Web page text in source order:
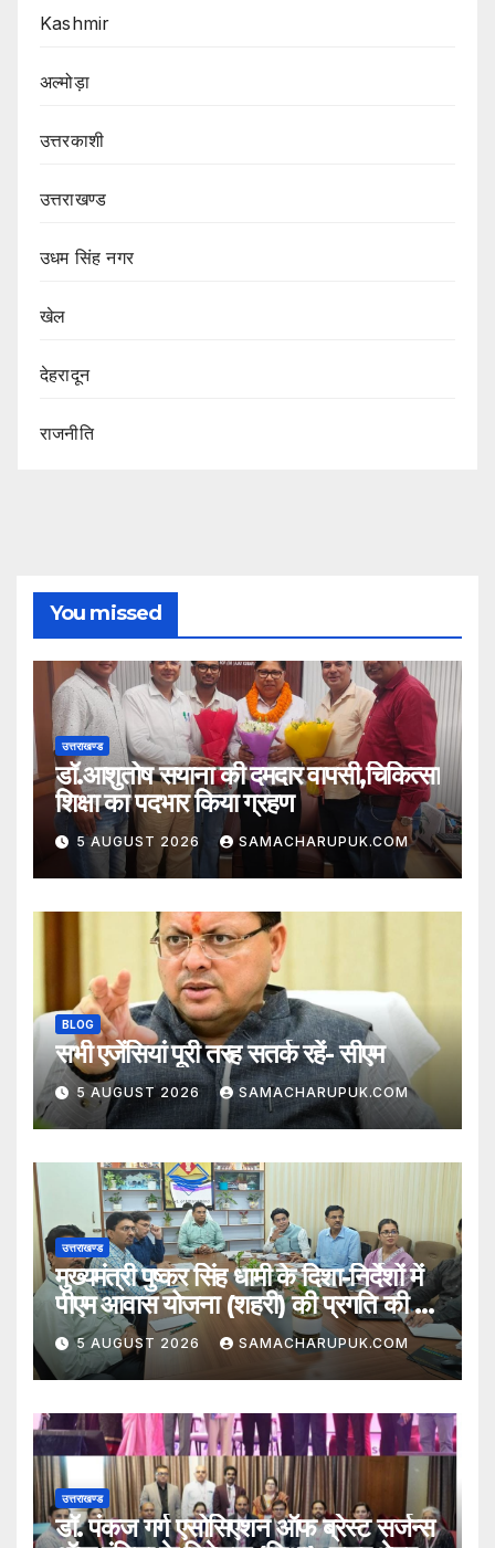
Kashmir
अल्मोड़ा
उत्तरकाशी
उत्तराखण्ड
उधम सिंह नगर
खेल
देहरादून
राजनीति
You missed
उत्तराखण्ड
डॉ.आशुतोष सयाना की दमदार वापसी,चिकित्सा
शिक्षा का पदभार किया ग्रहण
5 AUGUST 2026 SAMACHARUPUK.COM
BLOG
सभी एजेंसियां पूरी तरह सतर्क रहें- सीएम
5 AUGUST 2026 SAMACHARUPUK.COM
उत्तराखण्ड
मुख्यमंत्री पुष्कर सिंह धामी के दिशा-निर्देशों में
पीएम आवास योजना (शहरी) की प्रगति की हुई
समीक्षा
5 AUGUST 2026 SAMACHARUPUK.COM
उत्तराखण्ड
डॉ. पंकज गर्ग एसोसिएशन ऑफ ब्रेस्ट सर्जन्स